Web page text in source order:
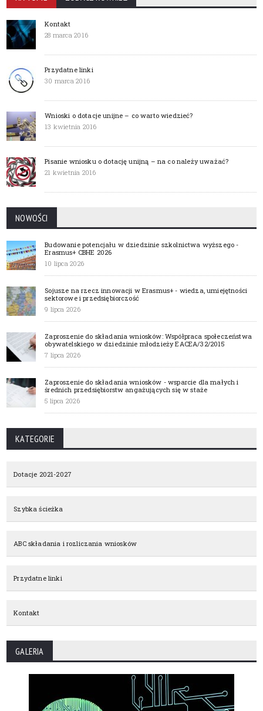
Kontakt
28 marca 2016
Przydatne linki
30 marca 2016
Wnioski o dotacje unijne – co warto wiedzieć?
13 kwietnia 2016
Pisanie wniosku o dotację unijną – na co należy uważać?
21 kwietnia 2016
NOWOŚCI
Budowanie potencjału w dziedzinie szkolnictwa wyższego -
Erasmus+ CBHE 2026
10 lipca 2026
Sojusze na rzecz innowacji w Erasmus+ - wiedza, umiejętności
sektorowe i przedsiębiorczość
9 lipca 2026
Zaproszenie do składania wniosków: Współpraca społeczeństwa
obywatelskiego w dziedzinie młodzieży EACEA/32/2015
7 lipca 2026
Zaproszenie do składania wniosków - wsparcie dla małych i
średnich przedsiębiorstw angażujących się w staże
5 lipca 2026
KATEGORIE
Dotacje 2021-2027
Szybka ścieżka
ABC składania i rozliczania wniosków
Przydatne linki
Kontakt
GALERIA